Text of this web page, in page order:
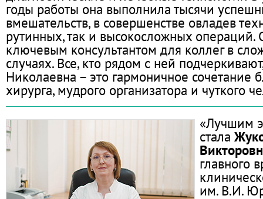
годы работы она выполнила тысячи
вмешательств, в совершенстве овладев
рутинных, так и высокосложных операций.
ключевым консультантом для коллег в
случаях. Все, кто рядом с ней
Николаевна – это гармоничное сочетание
хирурга, мудрого организатора и чуткого
«Лучшим
стала
главного
им. В.И.